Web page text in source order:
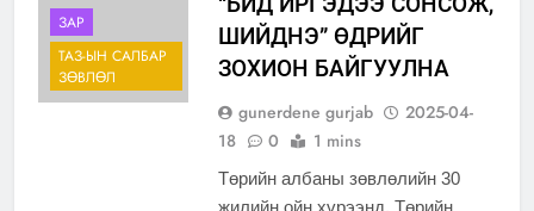
ЗАР
ТАЗ-ЫН САЛБАР
ЗӨВЛӨЛ
ШИЙДНЭ” ӨДРИЙГ
ЗОХИОН БАЙГУУЛНА
gunerdene gurjab
2025-04-
18
0 1 mins
Төрийн албаны зөвлөлийн 30